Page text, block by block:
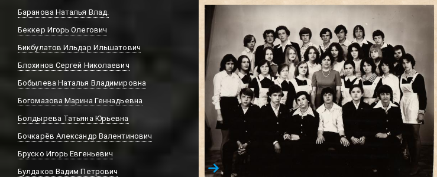
Баранова Наталья Влад.
Беккер Игорь Олегович
Бикбулатов Ильдар Ильшатович
Блохинов Сергей Николаевич
Бобылева Наталья Владимировна
Богомазова Марина Геннадьевна
Болдырева Татьяна Юрьевна
Бочкарёв Александр Валентинович
Бруско Игорь Евгеньевич
Булдаков Вадим Петрович